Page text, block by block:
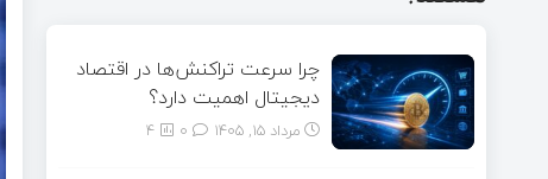
چرا سرعت تراکنش‌ها در اقتصاد
دیجیتال اهمیت دارد؟
مرداد ۱۵, ۱۴۰۵ 4